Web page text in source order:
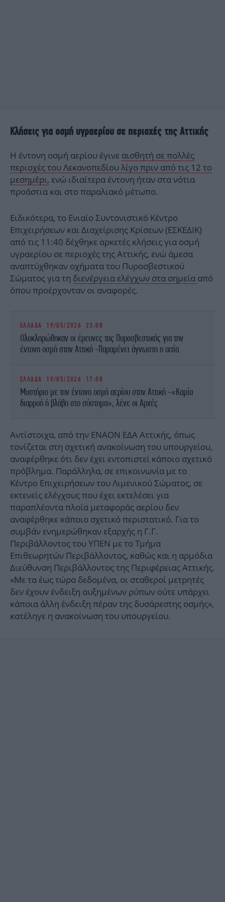
Κλήσεις για οσμή υγραερίου σε περιοχές της Αττικής
Η έντονη οσμή αερίου έγινε αισθητή σε πολλές
περιοχές του Λεκανοπεδίου λίγο πριν από τις 12 το
μεσημέρι, ενώ ιδιαίτερα έντονη ήταν στα νότια
προάστια και στο παραλιακό μέτωπο.
Ειδικότερα, το Ενιαίο Συντονιστικό Κέντρο
Επιχειρήσεων και Διαχείρισης Κρίσεων (ΕΣΚΕΔΙΚ)
από τις 11:40 δέχθηκε αρκετές κλήσεις για οσμή
υγραερίου σε περιοχές της Αττικής, ενώ άμεσα
αναπτύχθηκαν οχήματα του Πυροσβεστικού
Σώματος για τη διενέργεια ελέγχων στα σημεία από
όπου προέρχονταν οι αναφορές.
ΕΛΛΑΔΑ 19/05/2026 23:08
Ολοκληρώθηκαν οι έρευνες της Πυροσβεστικής για την
έντονη οσμή στην Αττική -Παραμένει άγνωστη η αιτία
ΕΛΛΑΔΑ 19/05/2026 17:08
Μυστήριο με την έντονη οσμή αερίου στην Αττική -«Καμία
διαρροή ή βλάβη στο σύστημα», λένε οι Αρχές
Αντίστοιχα, από την ΕΝΑΟΝ ΕΔΑ Αττικής, όπως
τονίζεται στη σχετική ανακοίνωση του υπουργείου,
αναφέρθηκε ότι δεν έχει εντοπιστεί κάποιο σχετικό
πρόβλημα. Παράλληλα, σε επικοινωνία με το
Κέντρο Επιχειρήσεων του Λιμενικού Σώματος, σε
εκτενείς ελέγχους που έχει εκτελέσει για
παραπλέοντα πλοία μεταφοράς αερίου δεν
αναφέρθηκε κάποιο σχετικό περιστατικό. Για το
συμβάν ενημερώθηκαν εξαρχής η Γ.Γ.
Περιβάλλοντος του ΥΠΕΝ με το Τμήμα
Επιθεωρητών Περιβάλλοντος, καθώς και η αρμόδια
Διεύθυνση Περιβάλλοντος της Περιφέρειας Αττικής.
«Με τα έως τώρα δεδομένα, οι σταθεροί μετρητές
δεν έχουν ένδειξη αυξημένων ρύπων ούτε υπάρχει
κάποια άλλη ένδειξη πέραν της δυσάρεστης οσμής»,
κατέληγε η ανακοίνωση του υπουργείου.